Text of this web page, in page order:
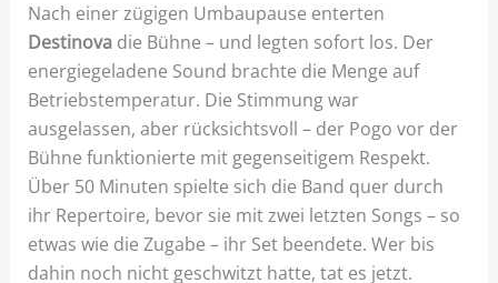
Nach einer zügigen Umbaupause enterten
Destinovadie Bühne – und legten sofort los. Der
energiegeladene Sound brachte die Menge auf
Betriebstemperatur. Die Stimmung war
ausgelassen, aber rücksichtsvoll – der Pogo vor der
Bühne funktionierte mit gegenseitigem Respekt.
Über 50 Minuten spielte sich die Band quer durch
ihr Repertoire, bevor sie mit zwei letzten Songs – so
etwas wie die Zugabe – ihr Set beendete. Wer bis
dahin noch nicht geschwitzt hatte, tat es jetzt.